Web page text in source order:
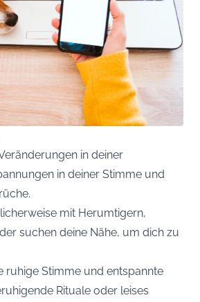
in deiner
in deiner Stimme und
mit Herumtigern,
suchen deine Nähe, um dich zu
ruhige Stimme und entspannte
Rituale oder leises